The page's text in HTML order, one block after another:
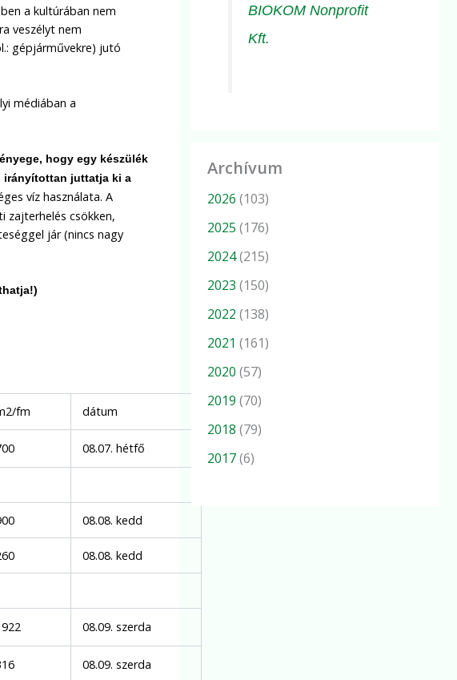
a kultúrában nem
veszélyt nem
gépjárművekre) jutó
médiában a
hogy egy készülék
irányítottan juttatja ki a
víz használata. A
zajterhelés csökken,
jár (nincs nagy
fm dátum
08.07. hétfő
08.08. kedd
08.08. kedd
08.09. szerda
08.09. szerda
BIOKOM Nonprofit
Kft.
Archívum
2026 (103)
2025 (176)
2024(215)
2023 (150)
2022 (138)
2021 (161)
2020 (57)
2019 (70)
2018 (79)
2017(6)